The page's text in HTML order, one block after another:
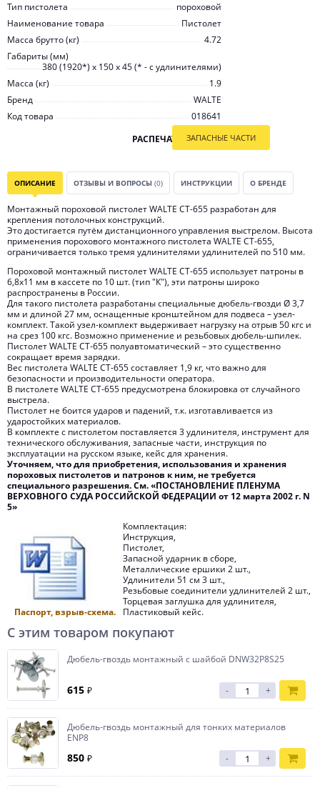
Тип пистолета
пороховой
Наименование товара
Пистолет
Масса брутто (кг)
4.72
Габариты (мм)
380 (1920*) х 150 х 45 (* - с удлинителями)
Масса (кг)
1.9
Бренд
WALTE
Код товара
018641
РАСПЕЧАТАТЬЗАПАСНЫЕ ЧАСТИ
ОПИСАНИЕ ОТЗЫВЫ И ВОПРОСЫ (0) ИНСТРУКЦИИ О БРЕНДЕ
Монтажный пороховой пистолет WALTE СТ-655 разработан для
крепления потолочных конструкций.
Это достигается путём дистанционного управления выстрелом. Высота
применения порохового монтажного пистолета WALTE СТ-655,
ограничивается только тремя удлинителями удлинителей по 510 мм.
Пороховой монтажный пистолет WALTE СТ-655 использует патроны в
6,8х11 мм в кассете по 10 шт. (тип "К"), эти патроны широко
распространены в России.
Для такого пистолета разработаны специальные дюбель-гвозди Ø 3,7
мм и длиной 27 мм, оснащенные кронштейном для подвеса – узел-
комплект. Такой узел-комплект выдерживает нагрузку на отрыв 50 кгс и
на срез 100 кгс. Возможно применение и резьбовых дюбель-шпилек.
Пистолет WALTE СТ-655 полуавтоматический – это существенно
сокращает время зарядки.
Вес пистолета WALTE СТ-655 составляет 1,9 кг, что важно для
безопасности и производительности оператора.
В пистолете WALTE СТ-655 предусмотрена блокировка от случайного
выстрела.
Пистолет не боится ударов и падений, т.к. изготавливается из
ударостойких материалов.
В комплекте с пистолетом поставляется 3 удлинителя, инструмент для
технического обслуживания, запасные части, инструкция по
эксплуатации на русском языке, кейс для хранения.
Уточняем, что для приобретения, использования и хранения
пороховых пистолетов и патронов к ним, не требуется
специального разрешения. См. «ПОСТАНОВЛЕНИЕ ПЛЕНУМА
ВЕРХОВНОГО СУДА РОССИЙСКОЙ ФЕДЕРАЦИИ от 12 марта 2002 г. N
5»
Паспорт, взрыв-схема.
Комплектация:
Инструкция,
Пистолет,
Запасной ударник в сборе,
Металлические ершики 2 шт.,
Удлинители 51 см 3 шт.,
Резьбовые соединители удлинителей 2 шт.,
Торцевая заглушка для удлинителя,
Пластиковый кейс.
С этим товаром покупают
Дюбель-гвоздь монтажный с шайбой DNW32P8S25
615 ₽ - +
Дюбель-гвоздь монтажный для тонких материалов
ENP8
850 ₽ - +